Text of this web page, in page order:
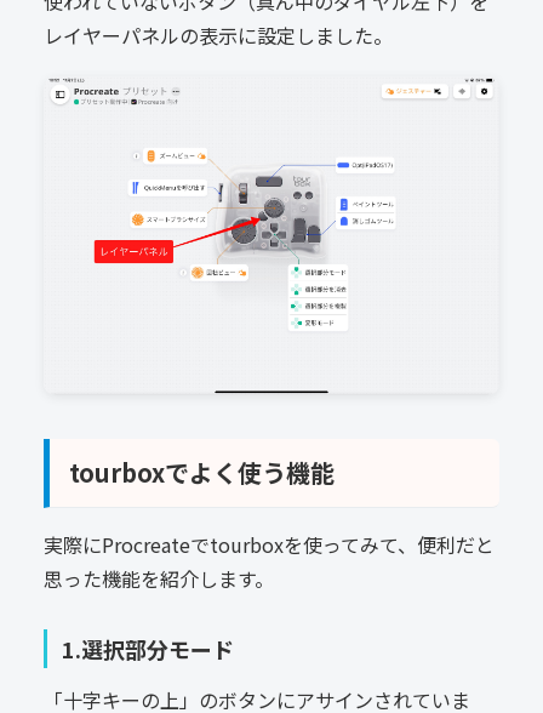
レイヤーパネルの表示に設定しました。
tourboxでよく使う機能
実際にProcreateでtourboxを使ってみて、便利だと
思った機能を紹介します。
1.選択部分モード
「十字キーの上」のボタンにアサインされていま